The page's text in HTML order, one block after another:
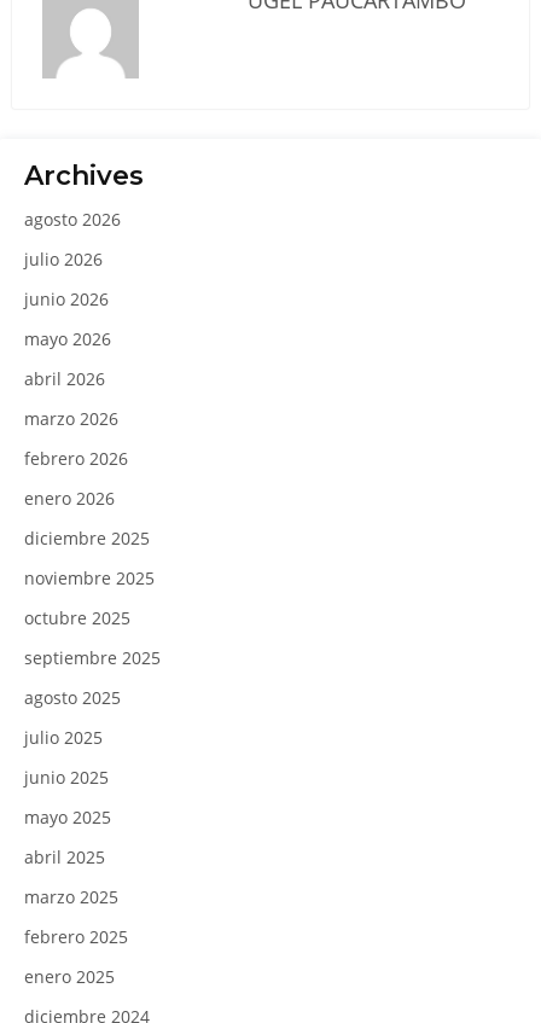
Archives
agosto 2026
julio 2026
junio 2026
mayo 2026
abril 2026
marzo 2026
febrero 2026
enero 2026
diciembre 2025
noviembre 2025
octubre 2025
septiembre 2025
agosto 2025
julio 2025
junio 2025
mayo 2025
abril 2025
marzo 2025
febrero 2025
enero 2025
diciembre 2024